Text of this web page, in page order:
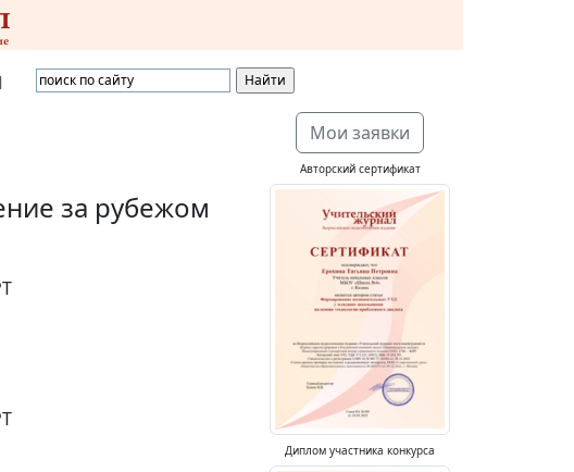
за рубежом
Мои заявки
Авторский сертификат
Диплом участника конкурса